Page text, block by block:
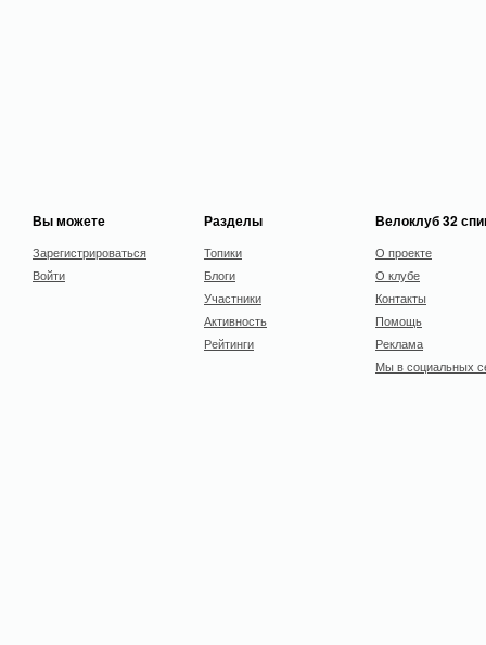
Вы можете
Зарегистрироваться
Войти
Разделы
Топики
Блоги
Участники
Активность
Рейтинги
Велоклуб 32
О проекте
О клубе
Контакты
Помощь
Реклама
Мы в социальных